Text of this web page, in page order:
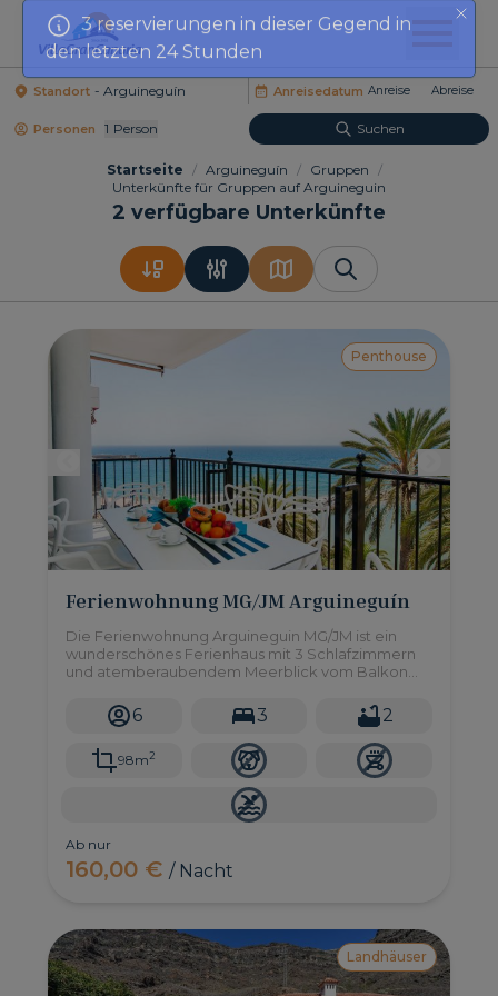
Standort Anreisedatum
Personen 1 Person Suchen
Startseite / Arguineguín / Gruppen /
Unterkünfte für Gruppen auf Arguineguin
2 verfügbare Unterkünfte
Penthouse
Ferienwohnung MG/JM Arguineguín
Die Ferienwohnung Arguineguin MG/JM ist ein
wunderschönes Ferienhaus mit 3 Schlafzimmern
und atemberaubendem Meerblick vom Balkon
wenige Privilegierte gedacht ist.
6 3 2
98m2
Ab nur
160,00 €/ Nacht
Landhäuser
den letzten 24 Stunden